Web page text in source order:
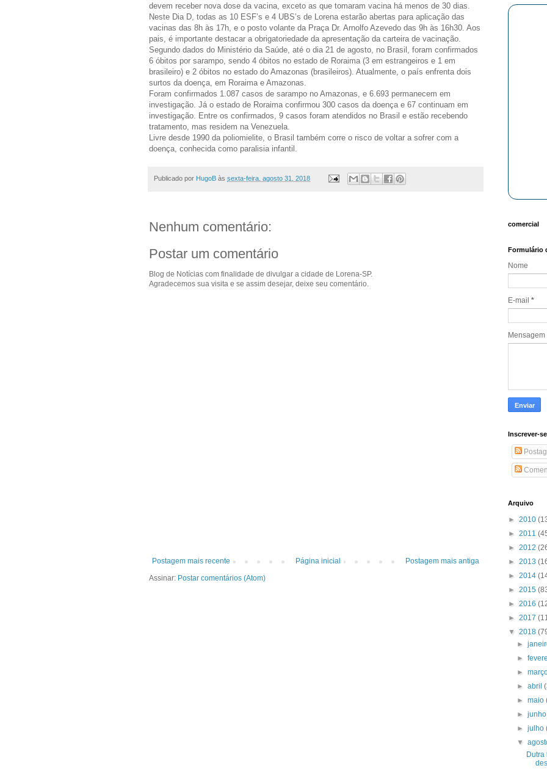
devem receber nova dose da vacina, exceto as que tomaram vacina há menos de 30 dias.
Neste Dia D, todas as 10 ESF’s e 4 UBS’s de Lorena estarão abertas para aplicação das
vacinas das 8h às 17h, e o posto volante da Praça Dr. Arnolfo Azevedo das 9h às 16h30. Aos
pais, é importante destacar a obrigatoriedade da apresentação da carteira de vacinação.
Segundo dados do Ministério da Saúde, até o dia 21 de agosto, no Brasil, foram confirmados
6 óbitos por sarampo, sendo 4 óbitos no estado de Roraima (3 em estrangeiros e 1 em
brasileiro) e 2 óbitos no estado do Amazonas (brasileiros). Atualmente, o país enfrenta dois
surtos da doença, em Roraima e Amazonas.
Foram confirmados 1.087 casos de sarampo no Amazonas, e 6.693 permanecem em
investigação. Já o estado de Roraima confirmou 300 casos da doença e 67 continuam em
investigação. Entre os confirmados, 9 casos foram atendidos no Brasil e estão recebendo
tratamento, mas residem na Venezuela.
Livre desde 1990 da poliomielite, o Brasil também corre o risco de voltar a sofrer com a
doença, conhecida como paralisia infantil.
Publicado por HugoB às sexta-feira, agosto 31, 2018
Nenhum comentário:
Postar um comentário
Blog de Notícias com finalidade de divulgar a cidade de Lorena-SP.
Agradecemos sua visita e se assim desejar, deixe seu comentário.
Postagem mais recente Postagem mais antiga
Página inicial
Assinar: Postar comentários (Atom)
comercial
Formulário
Nome
E-mail *
Mensagem
Inscrever-
Arquivo
► 2010
► 2011
► 2012
► 2013
► 2014
► 2015
► 2016
► 2017
▼ 2018
►
►
►
►abril
►maio
►
►julho
▼